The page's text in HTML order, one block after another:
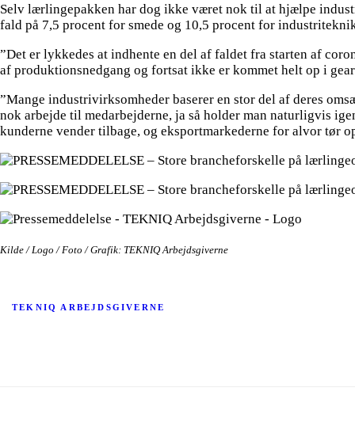
Selv lærlingepakken har dog ikke været nok til at hjælpe
fald på 7,5 procent for smede og 10,5 procent for
”Det er lykkedes at indhente en del af faldet fra starten af
af produktionsnedgang og fortsat ikke er kommet helt op i
”Mange industrivirksomheder baserer en stor del af deres
nok arbejde til medarbejderne, ja så holder man naturligvis
kunderne vender tilbage, og eksportmarkederne for alvor tør
Kilde / Logo / Foto / Grafik: TEKNIQ Arbejdsgiverne
TEKNIQ ARBEJDSGIVERNE